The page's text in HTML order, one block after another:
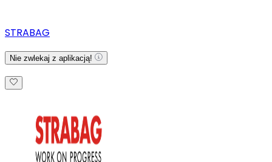
STRABAG
Nie zwlekaj z aplikacją!